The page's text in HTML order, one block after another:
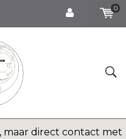
0
maar direct contact met